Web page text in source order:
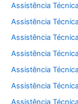
Assistência
Assistência
Assistência
Assistência
Assistência
Assistência
Assistência